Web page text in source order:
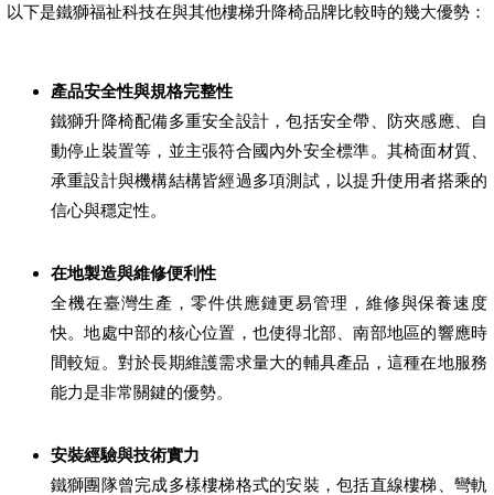
以下是鐵獅福祉科技在與其他樓梯升降椅品牌比較時的幾大優勢：
產品安全性與規格完整性
鐵獅升降椅配備多重安全設計，包括安全帶、防夾感應、自
動停止裝置等，並主張符合國內外安全標準。其椅面材質、
承重設計與機構結構皆經過多項測試，以提升使用者搭乘的
信心與穩定性。
在地製造與維修便利性
全機在臺灣生產，零件供應鏈更易管理，維修與保養速度
快。地處中部的核心位置，也使得北部、南部地區的響應時
間較短。對於長期維護需求量大的輔具產品，這種在地服務
能力是非常關鍵的優勢。
安裝經驗與技術實力
鐵獅團隊曾完成多樣樓梯格式的安裝，包括直線樓梯、彎軌